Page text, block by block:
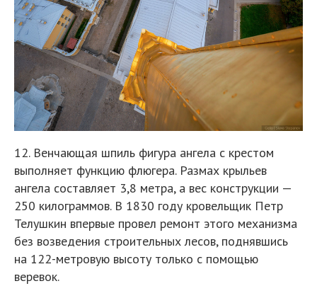
12. Венчающая шпиль фигура ангела с крестом
выполняет функцию флюгера. Размах крыльев
ангела составляет 3,8 метра, а вес конструкции —
250 килограммов. В 1830 году кровельщик Петр
Телушкин впервые провел ремонт этого механизма
без возведения строительных лесов, поднявшись
на 122-метровую высоту только с помощью
веревок.